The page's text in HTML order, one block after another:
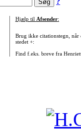
Hjælp til Afsender:
Brug ikke citationstegn, når
stedet +:
Find f.eks. breve fra